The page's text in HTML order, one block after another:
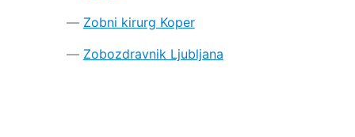
Zobni kirurg Koper
Zobozdravnik Ljubljana